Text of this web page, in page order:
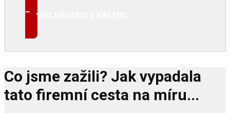
Poptat zájezd pro Váš tým
Co jsme zažili? Jak vypadala
tato firemní cesta na míru...